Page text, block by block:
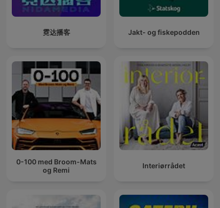
霓达播客 Jakt- og fiskepodden
0-100 med Broom-Mats
og Remi
Interiørrådet